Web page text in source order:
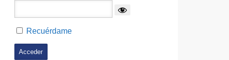
Recuérdame